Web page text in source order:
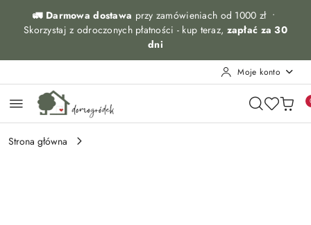
Przejdź do treści głównej
Przejdź do wyszukiwarki
Przejdź do moje konto
Przejdź do menu głównego
Przejdź do opisu produktu
Przejdź do stopki
🚛 Darmowa dostawa przy zamówieniach od 1000 zł •
Skorzystaj z odroczonych płatności - kup teraz, zapłać za 30
dni
Moje konto
Strona główna